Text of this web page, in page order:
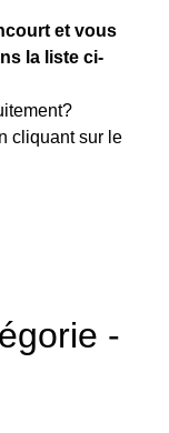
et vous
la liste ci-
cliquant sur le
-